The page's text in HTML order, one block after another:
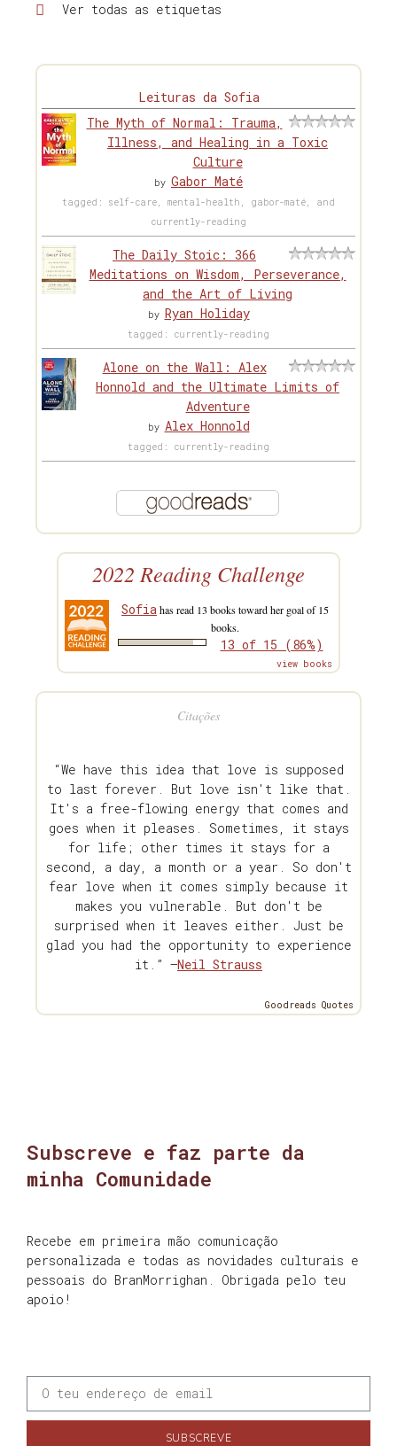
Ver todas as etiquetas
Leituras da Sofia
The Myth of Normal: Trauma,
Illness, and Healing in a Toxic
Culture
by Gabor Maté
tagged: self-care, mental-health, gabor-maté, and
currently-reading
The Daily Stoic: 366
Meditations on Wisdom, Perseverance,
and the Art of Living
by Ryan Holiday
tagged: currently-reading
Alone on the Wall: Alex
Honnold and the Ultimate Limits of
Adventure
by Alex Honnold
tagged: currently-reading
2022 Reading Challenge
Sofiahas read 13 books toward her goal of 15
books.
13 of 15 (86%)
view books
Citações
“We have this idea that love is supposed
to last forever. But love isn't like that.
It's a free-flowing energy that comes and
goes when it pleases. Sometimes, it stays
for life; other times it stays for a
second, a day, a month or a year. So don't
fear love when it comes simply because it
makes you vulnerable. But don't be
surprised when it leaves either. Just be
glad you had the opportunity to experience
it.” —Neil Strauss
Goodreads Quotes
Subscreve e faz parte da
minha Comunidade
Recebe em primeira mão comunicação
personalizada e todas as novidades culturais e
pessoais do BranMorrighan. Obrigada pelo teu
apoio!
SUBSCREVE